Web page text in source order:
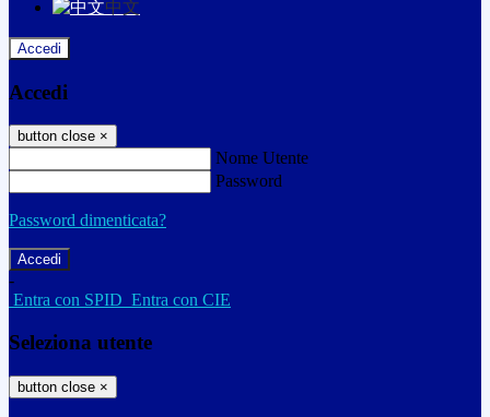
中文
Accedi
Accedi
button close ×
Nome Utente
Password
Password dimenticata?
-
Entra con SPID Entra con CIE
Seleziona utente
button close ×